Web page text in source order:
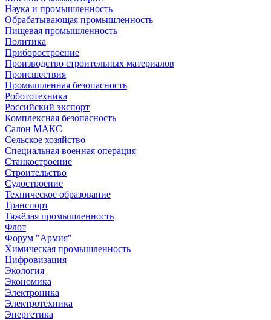
Наука и промышленность
Обрабатывающая промышленность
Пищевая промышленность
Политика
Приборостроение
Производство строительных материалов
Происшествия
Промышленная безопасность
Робототехника
Российский экспорт
Комплексная безопасность
Салон МАКС
Сельское хозяйство
Специальная военная операция
Станкостроение
Строительство
Судостроение
Техническое образование
Транспорт
Тяжёлая промышленность
Флот
Форум "Армия"
Химическая промышленность
Цифровизация
Экология
Экономика
Электроника
Электротехника
Энергетика